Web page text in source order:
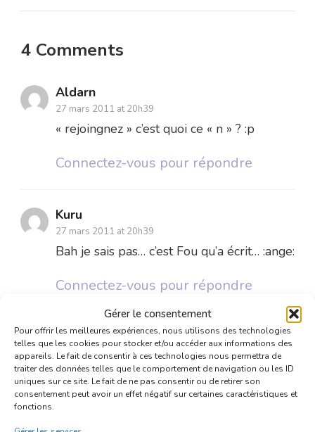
Gérer le consentement
Pour offrir les meilleures expériences, nous utilisons des technologies
telles que les cookies pour stocker et/ou accéder aux informations des
appareils. Le fait de consentir à ces technologies nous permettra de
traiter des données telles que le comportement de navigation ou les ID
uniques sur ce site. Le fait de ne pas consentir ou de retirer son
consentement peut avoir un effet négatif sur certaines caractéristiques et
fonctions.
4 Comments
Aldarn
27 mars 2011 at 20h39
« rejoingnez » c’est quoi ce « n » ? :p
Connectez-vous pour répondre
Kuru
27 mars 2011 at 20h39
Bah je sais pas… c’est Fou qu’a écrit… :ange:
Connectez-vous pour répondre
Fou
27 mars 2011 at 20h39
Tyran
Tu fait exprès de faire baisser ma